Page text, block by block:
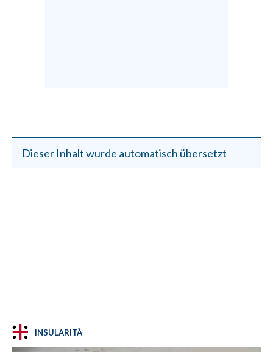
Dieser Inhalt wurde automatisch übersetzt
INSULARITÀ